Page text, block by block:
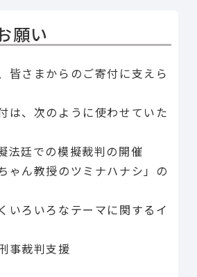
願い
皆さまからのご寄付に支えら
は、次のように使わせていた
法廷での模擬裁判の開催
ゃん教授のツミナハナシ」の
いろいろなテーマに関するイ
事裁判支援